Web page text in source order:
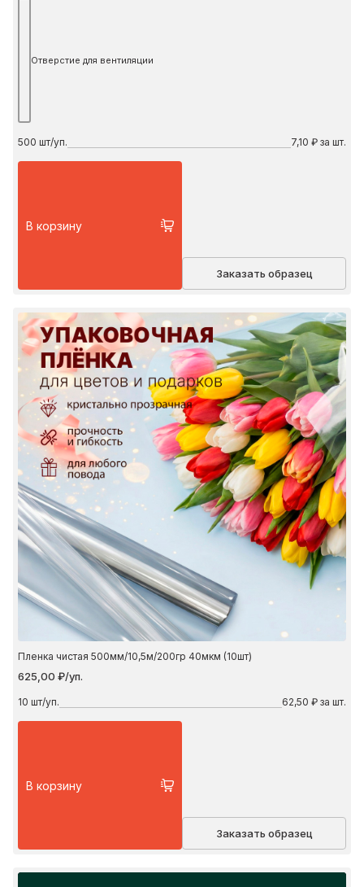
Отверстие для вентиляции
500 шт/уп. 7,10 ₽ за шт.
В корзину
Заказать образец
Пленка чистая 500мм/10,5м/200гр 40мкм (10шт)
625,00 ₽/уп.
10 шт/уп. 62,50 ₽ за шт.
В корзину
Заказать образец